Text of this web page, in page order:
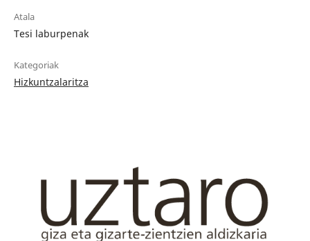
Atala
Tesi laburpenak
Kategoriak
Hizkuntzalaritza